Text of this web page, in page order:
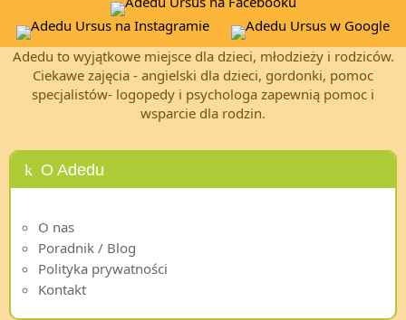
Adedu to wyjątkowe miejsce dla dzieci, młodzieży i rodziców.
Ciekawe zajęcia - angielski dla dzieci, gordonki, pomoc
specjalistów- logopedy i psychologa zapewnią pomoc i
wsparcie dla rodzin.
O Adedu
O nas
Poradnik / Blog
Polityka prywatności
Kontakt